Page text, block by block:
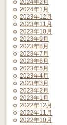
2024年2月
2024年1月
2023年12月
2023年11月
2023年10月
2023年9月
2023年8月
2023年7月
2023年6月
2023年5月
2023年4月
2023年3月
2023年2月
2023年1月
2022年12月
2022年11月
2022年10月